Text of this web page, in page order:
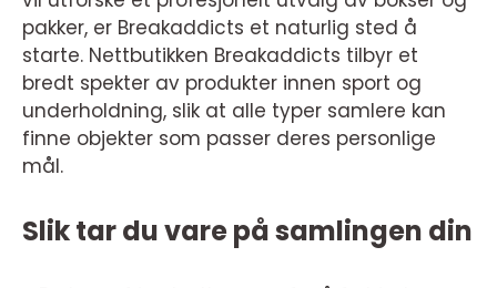
pakker, er Breakaddicts et naturlig sted å
starte. Nettbutikken Breakaddicts tilbyr et
bredt spekter av produkter innen sport og
underholdning, slik at alle typer samlere kan
finne objekter som passer deres personlige
mål.
Slik tar du vare på samlingen din